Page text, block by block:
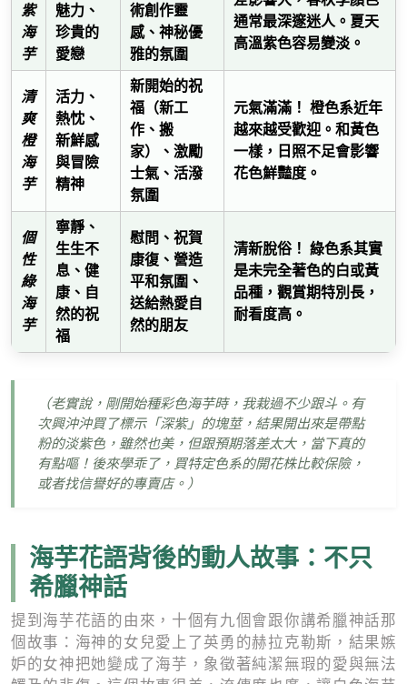
紫
海
芋
魅力、
珍貴的
愛戀
術創作靈
感、神秘優
雅的氛圍
通常最深邃迷人。夏天
高溫紫色容易變淡。
清
爽
橙
海
芋
活力、
熱忱、
新鮮感
與冒險
精神
新開始的祝
福（新工
作、搬
家）、激勵
士氣、活潑
氛圍
元氣滿滿！ 橙色系近年
越來越受歡迎。和黃色
一樣，日照不足會影響
花色鮮豔度。
個
性
綠
海
芋
寧靜、
生生不
息、健
康、自
然的祝
福
慰問、祝賀
康復、營造
平和氛圍、
送給熱愛自
然的朋友
清新脫俗！ 綠色系其實
是未完全著色的白或黃
品種，觀賞期特別長，
耐看度高。
（老實說，剛開始種彩色海芋時，我栽過不少跟斗。有
次興沖沖買了標示「深紫」的塊莖，結果開出來是帶點
粉的淡紫色，雖然也美，但跟預期落差太大，當下真的
有點嘔！後來學乖了，買特定色系的開花株比較保險，
或者找信譽好的專賣店。）
海芋花語背後的動人故事：不只
希臘神話
提到海芋花語的由來，十個有九個會跟你講希臘神話那
個故事：海神的女兒愛上了英勇的赫拉克勒斯，結果嫉
妒的女神把她變成了海芋，象徵著純潔無瑕的愛與無法